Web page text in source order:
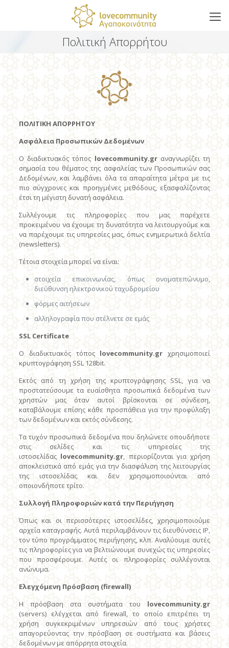
Πολιτική Απορρήτου
ΠΟΛΙΤΙΚΗ ΑΠΟΡΡΗΤΟΥ
Ασφάλεια Προσωπικών Δεδομένων
Ο διαδικτυακός τόπος lovecommunity.grαναγνωρίζει τη
σημασία του θέματος της ασφαλείας των Προσωπικών σας
Δεδομένων, και λαμβάνει όλα τα απαραίτητα μέτρα με τις
πιο σύγχρονες και προηγμένες μεθόδους, εξασφαλίζοντας
έτσι τη μέγιστη δυνατή ασφάλεια.
Συλλέγουμε τις πληροφορίες που μας παρέχετε
προκειμένου να έχουμε τη δυνατότητα να λειτουργούμε και
να παρέχουμε τις υπηρεσίες μας, όπως ενημερωτικά δελτία
(newsletters).
Τέτοια στοιχεία μπορεί να είναι:
στοιχεία επικοινωνίας, όπως ονοματεπώνυμο,
διεύθυνση ηλεκτρονικού ταχυδρομείου
φόρμες αιτήσεων
αλληλογραφία που στέλνετε σε εμάς
SSL Certificate
Ο διαδικτυακός τόπος lovecommunity.gr χρησιμοποιεί
κρυπτογράφηση SSL 128bit.
Εκτός από τη χρήση της κρυπτογράφησης SSL, για να
προστατεύσουμε τα ευαίσθητα προσωπικά δεδομένα των
χρηστών μας όταν αυτοί βρίσκονται σε σύνδεση,
καταβάλουμε επίσης κάθε προσπάθεια για την προφύλαξη
των δεδομένων και εκτός σύνδεσης.
Τα τυχόν προσωπικά δεδομένα που δηλώνετε οπουδήποτε
στις σελίδες και τις υπηρεσίες της
ιστοσελίδας lovecommunity.gr, περιορίζονται για χρήση
αποκλειστικά από εμάς για την διασφάλιση της λειτουργίας
της ιστοσελίδας και δεν χρησιμοποιούνται από
οποιονδήποτε τρίτο.
Συλλογή Πληροφοριών κατά την Περιήγηση
Όπως και οι περισσότερες ιστοσελίδες, χρησιμοποιούμε
αρχεία καταγραφής. Αυτά περιλαμβάνουν τις διευθύνσεις IP,
τον τύπο προγράμματος περιήγησης, κλπ. Αναλύουμε αυτές
τις πληροφορίες για να βελτιώνουμε συνεχώς τις υπηρεσίες
που προσφέρουμε. Αυτές οι πληροφορίες συλλέγονται
ανώνυμα.
Ελεγχόμενη Πρόσβαση (firewall)
Η πρόσβαση στα συστήματα του lovecommunity.gr
(servers) ελέγχεται από firewall, το οποίο επιτρέπει τη
χρήση συγκεκριμένων υπηρεσιών από τους χρήστες
απαγορεύοντας την πρόσβαση σε συστήματα και βάσεις
δεδομένων με απόρρητα στοιχεία.